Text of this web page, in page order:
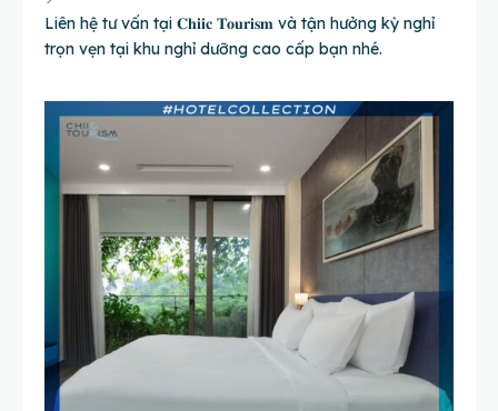
Liên hệ tư vấn tại 𝐂𝐡𝐢𝐢𝐜 𝐓𝐨𝐮𝐫𝐢𝐬𝐦 và tận hưởng kỳ nghỉ
trọn vẹn tại khu nghỉ dưỡng cao cấp bạn nhé.